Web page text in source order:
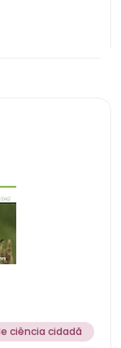
ciência cidadã